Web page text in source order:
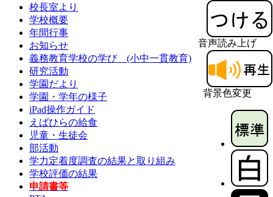
音声読み上げ
背景色変更
校長室より
学校概要
年間行事
お知らせ
義務教育学校の学び (小中一貫教育)
研究活動
学園だより
学園・学年の様子
iPad操作ガイド
えばひらの給食
児童・生徒会
部活動
学力定着度調査の結果と取り組み
学校評価の結果
申請書等